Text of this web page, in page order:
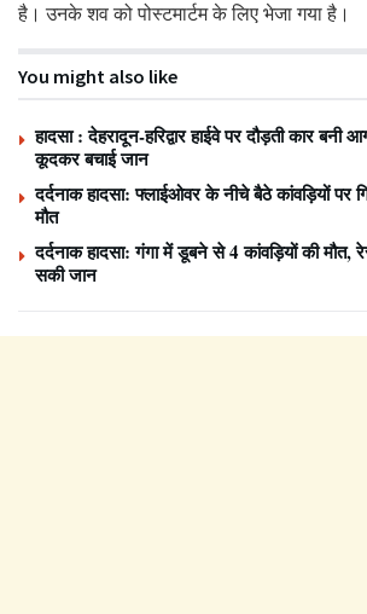
है। उनके शव को पोस्टमार्टम के लिए भेजा गया है।
You might also like
हादसा : देहरादून-हरिद्वार हाईवे पर दौड़ती कार
कूदकर बचाई जान
दर्दनाक हादसा: फ्लाईओवर के नीचे बैठे कांवड़ियों पर
मौत
दर्दनाक हादसा: गंगा में डूबने से 4 कांवड़ियों की मौत,
सकी जान